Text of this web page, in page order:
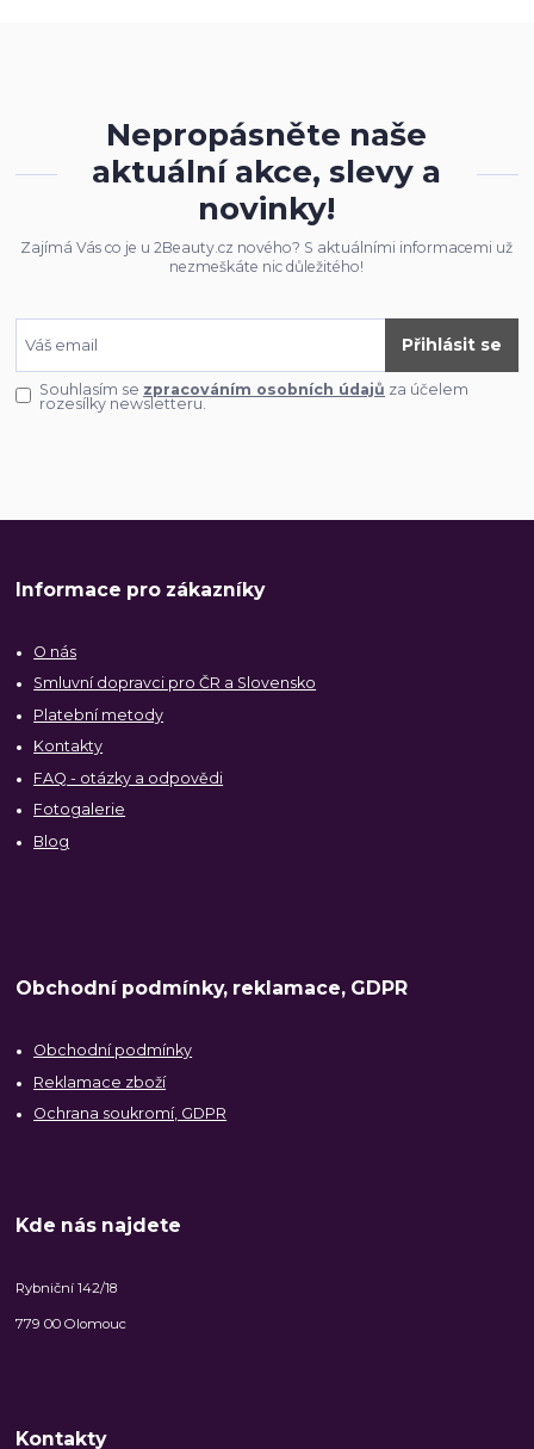
Nepropásněte naše
aktuální akce, slevy a
novinky!
Zajímá Vás co je u 2Beauty.cz nového? S aktuálními informacemi už
nezmeškáte nic důležitého!
Přihlásit se
Souhlasím se zpracováním osobních údajů za účelem
rozesílky newsletteru.
Informace pro zákazníky
O nás
Smluvní dopravci pro ČR a Slovensko
Platební metody
Kontakty
FAQ - otázky a odpovědi
Fotogalerie
Blog
Obchodní podmínky, reklamace, GDPR
Obchodní podmínky
Reklamace zboží
Ochrana soukromí, GDPR
Kde nás najdete
Rybniční 142/18
779 00 Olomouc
Kontakty